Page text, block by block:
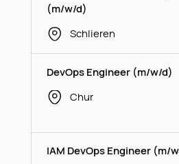
(m/w/d)
Schlieren
DevOps Engineer (m/w/d)
Chur
IAM DevOps Engineer (m/